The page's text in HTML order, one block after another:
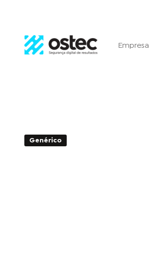
Empresa
Genérico